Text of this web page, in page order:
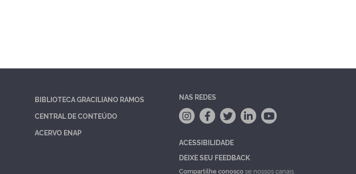
BIBLIOTECA GRACILIANO RAMOS
CENTRAL DE CONTEÚDO
ACERVO ENAP
NAS REDES
ACESSIBILIDADE
DEIXE SEU FEEDBACK
Compartilhe conoscose nossos canais